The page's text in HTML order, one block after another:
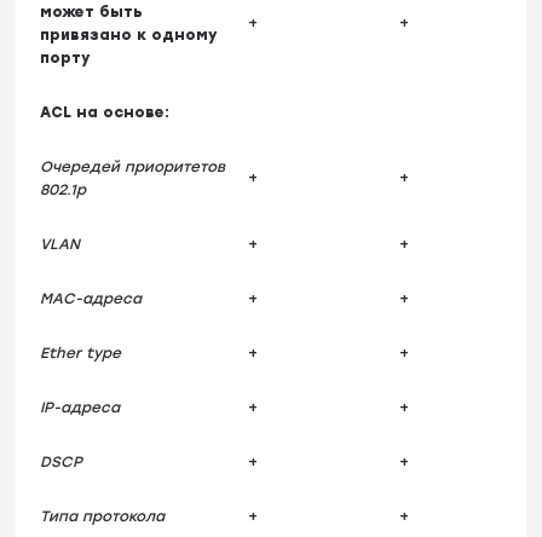
может быть
привязано к одному
порту
+ +
ACL на основе:
Очередей приоритетов
802.1p
+ +
VLAN + +
MAC-адреса + +
Ether type + +
IP-адреса + +
DSCP + +
Типа протокола + +